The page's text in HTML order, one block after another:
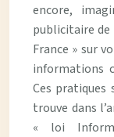
encore,
publicitaire de
France » sur
informations
Ces pratiques
trouve dans
« loi